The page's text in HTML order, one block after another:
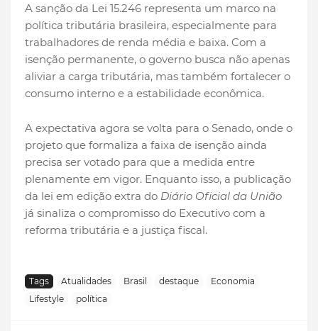
A sanção da Lei 15.246 representa um marco na
política tributária brasileira, especialmente para
trabalhadores de renda média e baixa. Com a
isenção permanente, o governo busca não apenas
aliviar a carga tributária, mas também fortalecer o
consumo interno e a estabilidade econômica.
A expectativa agora se volta para o Senado, onde o
projeto que formaliza a faixa de isenção ainda
precisa ser votado para que a medida entre
plenamente em vigor. Enquanto isso, a publicação
da lei em edição extra do Diário Oficial da União
já sinaliza o compromisso do Executivo com a
reforma tributária e a justiça fiscal.
Tags Atualidades Brasil destaque
Economia
Lifestyle
política